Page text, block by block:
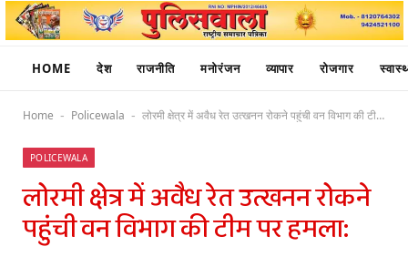
HOME देश राजनीति मनोरंजन व्यापार रोजगार
Home - Policewala - लोरमी क्षेत्र में अवैध रेत उत्खनन रोकने पहुंची वन विभाग की टीम पर हमला:
POLICEWALA
लोरमी क्षेत्र में अवैध रेत उत्खनन रोकने
पहुंची वन विभाग की टीम पर हमला: